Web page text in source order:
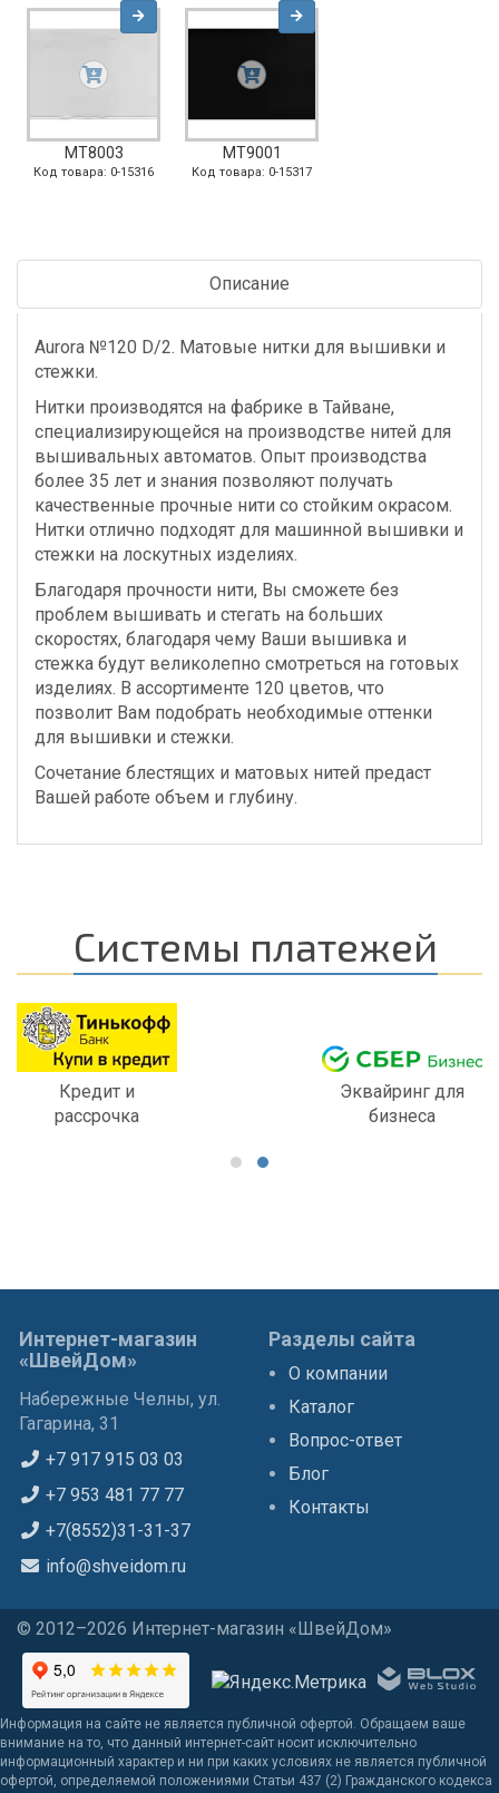
MT8003
Код товара: 0-15316
MT9001
Код товара: 0-15317
Описание
Aurora №120 D/2. Матовые нитки для вышивки и
стежки.
Нитки производятся на фабрике в Тайване,
специализирующейся на производстве нитей для
вышивальных автоматов. Опыт производства
более 35 лет и знания позволяют получать
качественные прочные нити со стойким окрасом.
Нитки отлично подходят для машинной вышивки и
стежки на лоскутных изделиях.
Благодаря прочности нити, Вы сможете без
проблем вышивать и стегать на больших
скоростях, благодаря чему Ваши вышивка и
стежка будут великолепно смотреться на готовых
изделиях. В ассортименте 120 цветов, что
позволит Вам подобрать необходимые оттенки
для вышивки и стежки.
Сочетание блестящих и матовых нитей предаст
Вашей работе объем и глубину.
Системы платежей
Кредит и
рассрочка
Эквайринг для
бизнеса
Интернет-магазин
«ШвейДом»
Набережные Челны, ул.
Гагарина, 31
+7 917 915 03 03
+7 953 481 77 77
+7(8552)31-31-37
info@shveidom.ru
Разделы сайта
О компании
Каталог
Вопрос-ответ
Блог
Контакты
© 2012–2026 Интернет-магазин «ШвейДом»
Информация на сайте не является публичной офертой. Обращаем ваше
внимание на то, что данный интернет-сайт носит исключительно
информационный характер и ни при каких условиях не является публичной
офертой, определяемой положениями Статьи 437 (2) Гражданского кодекса